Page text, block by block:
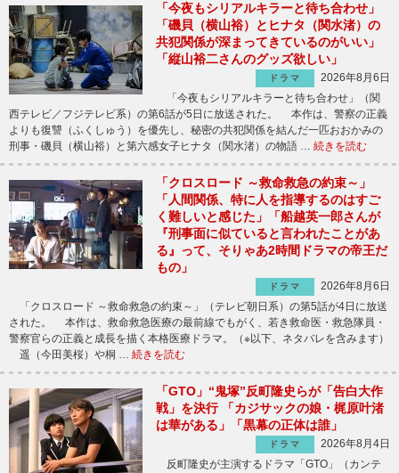
「今夜もシリアルキラーと待ち合わせ」
「磯貝（横山裕）とヒナタ（関水渚）の
共犯関係が深まってきているのがいい」
「縦山裕二さんのグッズ欲しい」
ドラマ
2026年8月6日
「今夜もシリアルキラーと待ち合わせ」（関
西テレビ／フジテレビ系）の第6話が5日に放送された。 本作は、警察の正義
よりも復讐（ふくしゅう）を優先し、秘密の共犯関係を結んだ一匹おおかみの
刑事・磯貝（横山裕）と第六感女子ヒナタ（関水渚）の物語 … 続きを読む
「クロスロード ～救命救急の約束～」
「人間関係、特に人を指導するのはすご
く難しいと感じた」「船越英一郎さんが
『刑事面に似ていると言われたことがあ
る』って、そりゃあ2時間ドラマの帝王だ
もの」
ドラマ
2026年8月6日
「クロスロード ～救命救急の約束～」（テレビ朝日系）の第5話が4日に放送
された。 本作は、救命救急医療の最前線でもがく、若き救命医・救急隊員・
警察官らの正義と成長を描く本格医療ドラマ。（※以下、ネタバレを含みます）
遥（今田美桜）や桐 … 続きを読む
「GTO」“鬼塚”反町隆史らが「告白大作
戦」を決行 「カジサックの娘・梶原叶渚
は華がある」「黒幕の正体は誰」
ドラマ
2026年8月4日
反町隆史が主演するドラマ「GTO」（カンテ